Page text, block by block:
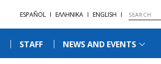
ESPAÑOL ΕΛΛΗΝΙΚΑ ENGLISH
STAFF NEWS AND EVENTS